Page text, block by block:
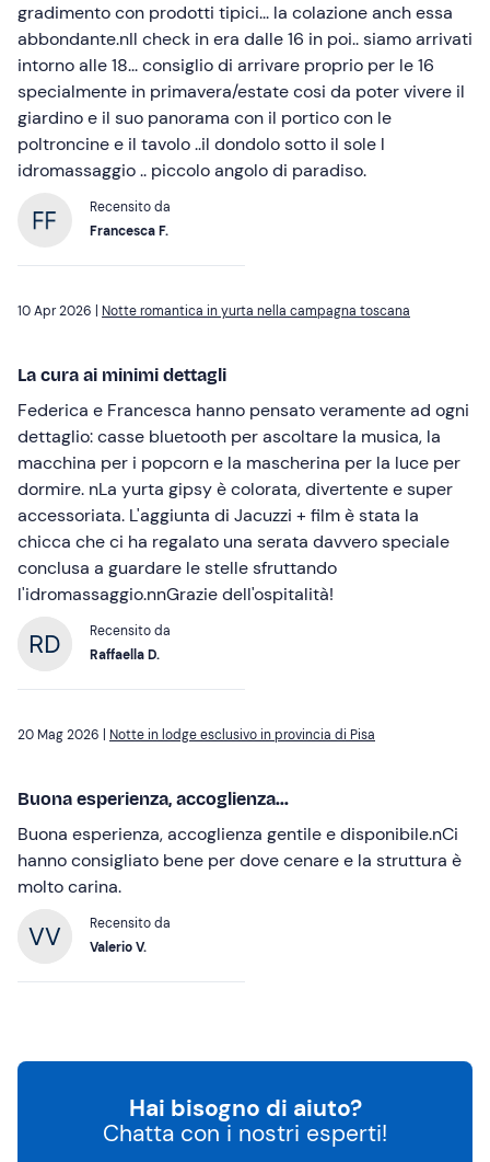
gradimento con prodotti tipici... la colazione anch essa
abbondante.nIl check in era dalle 16 in poi.. siamo arrivati
intorno alle 18... consiglio di arrivare proprio per le 16
specialmente in primavera/estate cosi da poter vivere il
giardino e il suo panorama con il portico con le
poltroncine e il tavolo ..il dondolo sotto il sole l
idromassaggio .. piccolo angolo di paradiso.
Recensito da
Francesca F.
10 Apr 2026 | Notte romantica in yurta nella campagna toscana
La cura ai minimi dettagli
Federica e Francesca hanno pensato veramente ad ogni
dettaglio: casse bluetooth per ascoltare la musica, la
macchina per i popcorn e la mascherina per la luce per
dormire. nLa yurta gipsy è colorata, divertente e super
accessoriata. L'aggiunta di Jacuzzi + film è stata la
chicca che ci ha regalato una serata davvero speciale
conclusa a guardare le stelle sfruttando
l'idromassaggio.nnGrazie dell'ospitalità!
Recensito da
Raffaella D.
20 Mag 2026 | Notte in lodge esclusivo in provincia di Pisa
Buona esperienza, accoglienza...
Buona esperienza, accoglienza gentile e disponibile.nCi
hanno consigliato bene per dove cenare e la struttura è
molto carina.
Recensito da
Valerio V.
Hai bisogno di aiuto?
Chatta con i nostri esperti!